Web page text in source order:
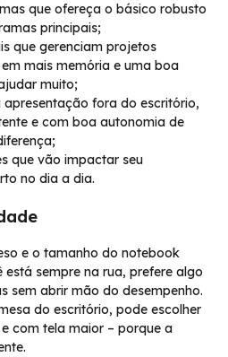
que ofereça o básico robusto
principais;
que gerenciam projetos
mais memória e uma boa
muito;
apresentação fora do escritório,
e com boa autonomia de
que vão impactar seu
no dia a dia.
e o tamanho do notebook
sempre na rua, prefere algo
sem abrir mão do desempenho.
do escritório, pode escolher
com tela maior – porque a